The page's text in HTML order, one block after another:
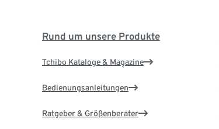
Rund um unsere Produkte
Tchibo Kataloge & Magazine
Bedienungsanleitungen
Ratgeber & Größenberater